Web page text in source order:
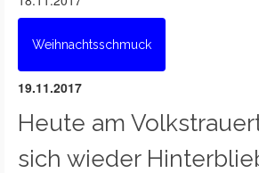
Weihnachtsschmuck
19.11.2017
Heute am
sich wieder